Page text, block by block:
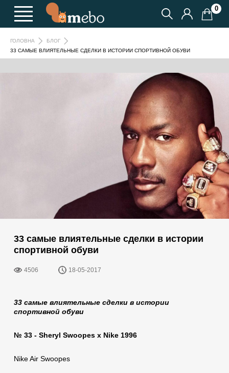
0
ГОЛОВНА
БЛОГ
33 САМЫЕ ВЛИЯТЕЛЬНЫЕ СДЕЛКИ В ИСТОРИИ СПОРТИВНОЙ ОБУВИ
33 самые влиятельные сделки в истории
спортивной обуви
4506 18-05-2017
33 самые влиятельные сделки в истории
спортивной обуви
№ 33 - Sheryl Swoopes x Nike 1996
Nike Air Swoopes